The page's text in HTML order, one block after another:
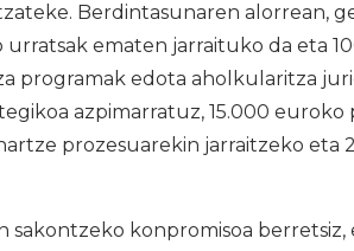
Berdintasunaren alorrean,
ematen jarraituko da eta
programak edota aholkularitza
azpimarratuz, 15.000
prozesuarekin jarraitzeko eta
sakontzeko konpromisoa